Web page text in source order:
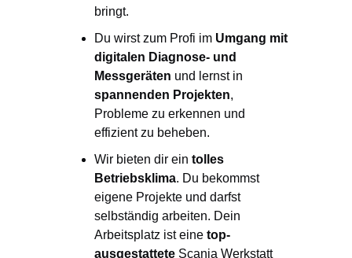
bringt.
Du wirst zum Profi im Umgang mit
digitalen Diagnose- und
Messgeräten und lernst in
spannenden Projekten,
Probleme zu erkennen und
effizient zu beheben.
Wir bieten dir ein tolles
Betriebsklima. Du bekommst
eigene Projekte und darfst
selbständig arbeiten. Dein
Arbeitsplatz ist eine top-
ausgestattete Scania Werkstatt